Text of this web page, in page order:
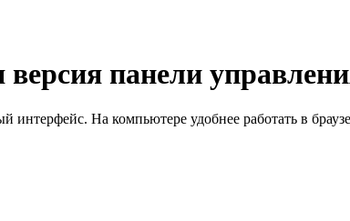
панели
На компьютере удобнее работать в